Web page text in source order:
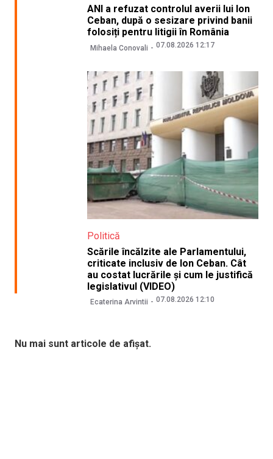
ANI a refuzat controlul averii lui Ion
Ceban, după o sesizare privind banii
folosiți pentru litigii în România
Mihaela Conovali 07.08.2026 12:17
Politică
Scările încălzite ale Parlamentului,
criticate inclusiv de Ion Ceban. Cât
au costat lucrările și cum le justifică
legislativul (VIDEO)
Ecaterina Arvintii 07.08.2026 12:10
Nu mai sunt articole de afișat.